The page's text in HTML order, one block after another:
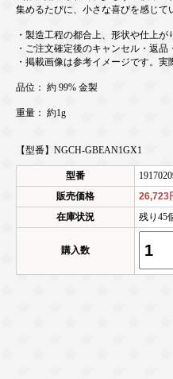
集めるたびに、小さな喜びを感じて
・製造工程の都合上、形状や仕上
・ご注文確定後のキャンセル・返
・掲載画像は参考イメージです。
品位： 約 99% 金製
重量： 約1g
【型番】NGCH-GBEAN1GX1
型番
販売価格
26,723
在庫状況
残り45
購入数